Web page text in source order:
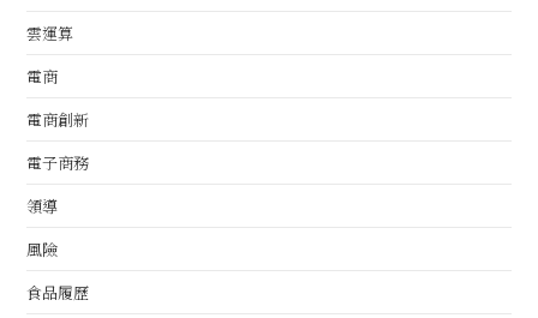
雲運算
電商
電商創新
電子商務
領導
風險
食品履歷